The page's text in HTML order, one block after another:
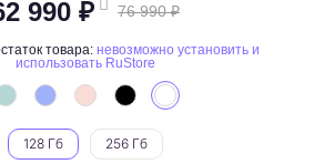
990 ₽ 76 990 ₽
товара: невозможно установить и
использовать RuStore
128 Гб 256 Гб